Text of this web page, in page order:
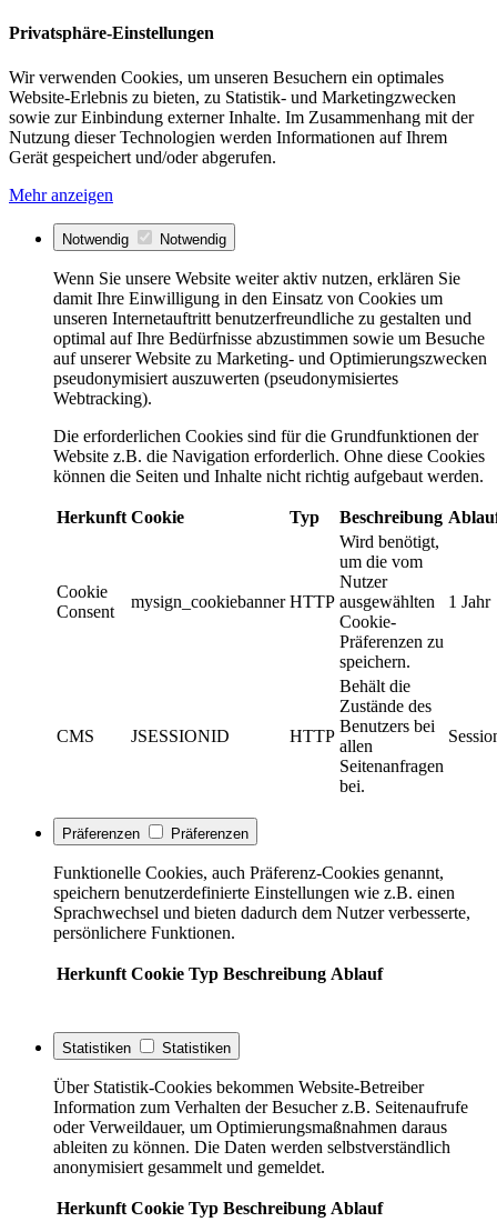
Privatsphäre-Einstellungen
Wir verwenden Cookies, um unseren Besuchern ein optimales
Website-Erlebnis zu bieten, zu Statistik- und Marketingzwecken
sowie zur Einbindung externer Inhalte. Im Zusammenhang mit der
Nutzung dieser Technologien werden Informationen auf Ihrem
Gerät gespeichert und/oder abgerufen.
Mehr anzeigen
Notwendig Notwendig
Wenn Sie unsere Website weiter aktiv nutzen, erklären Sie
damit Ihre Einwilligung in den Einsatz von Cookies um
unseren Internetauftritt benutzerfreundliche zu gestalten und
optimal auf Ihre Bedürfnisse abzustimmen sowie um Besuche
auf unserer Website zu Marketing- und Optimierungszwecken
pseudonymisiert auszuwerten (pseudonymisiertes
Webtracking).
Die erforderlichen Cookies sind für die Grundfunktionen der
Website z.B. die Navigation erforderlich. Ohne diese Cookies
können die Seiten und Inhalte nicht richtig aufgebaut werden.
Herkunft Cookie Typ Beschreibung
Cookie
Consent
mysign_cookiebanner HTTP
Wird benötigt,
um die vom
Nutzer
ausgewählten
Cookie-
Präferenzen zu
speichern.
1 Jahr
CMS JSESSIONID HTTP
Behält die
Zustände des
Benutzers bei
allen
Seitenanfragen
bei.
Präferenzen Präferenzen
Funktionelle Cookies, auch Präferenz-Cookies genannt,
speichern benutzerdefinierte Einstellungen wie z.B. einen
Sprachwechsel und bieten dadurch dem Nutzer verbesserte,
persönlichere Funktionen.
Herkunft Cookie Typ Beschreibung Ablauf
Statistiken Statistiken
Über Statistik-Cookies bekommen Website-Betreiber
Information zum Verhalten der Besucher z.B. Seitenaufrufe
oder Verweildauer, um Optimierungsmaßnahmen daraus
ableiten zu können. Die Daten werden selbstverständlich
anonymisiert gesammelt und gemeldet.
Herkunft Cookie Typ Beschreibung Ablauf